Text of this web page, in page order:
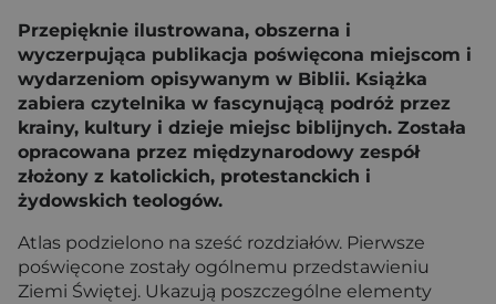
Przepięknie ilustrowana, obszerna i
wyczerpująca publikacja poświęcona miejscom i
wydarzeniom opisywanym w Biblii. Książka
zabiera czytelnika w fascynującą podróż przez
krainy, kultury i dzieje miejsc biblijnych. Została
opracowana przez międzynarodowy zespół
złożony z katolickich, protestanckich i
żydowskich teologów.
Atlas podzielono na sześć rozdziałów. Pierwsze
poświęcone zostały ogólnemu przedstawieniu
Ziemi Świętej. Ukazują poszczególne elementy